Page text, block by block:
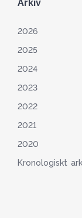
Arkiv
2026
2025
2024
2023
2022
2021
2020
Kronologiskt